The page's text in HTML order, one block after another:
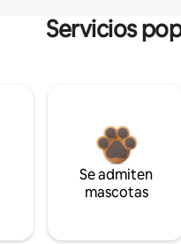
Servicios
Se admiten
mascotas